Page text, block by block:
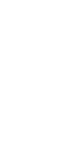
보다는